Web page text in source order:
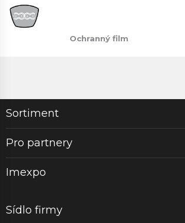
Ochranný film
Sortiment
Pro partnery
Imexpo
Sídlo firmy